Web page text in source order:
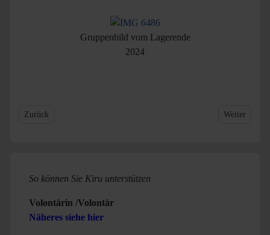
So können Sie Kiru unterstützen
Volontärin /Volontär
Näheres siehe hier
Gruppenbild vom Lagerende
2024
Vorheriger Beitrag: Zeltlager
Zurück Nächster
Weiter